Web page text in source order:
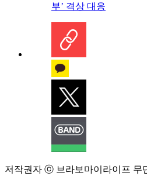
부’ 격상 대응
저작권자 ⓒ 브라보마이라이프 무